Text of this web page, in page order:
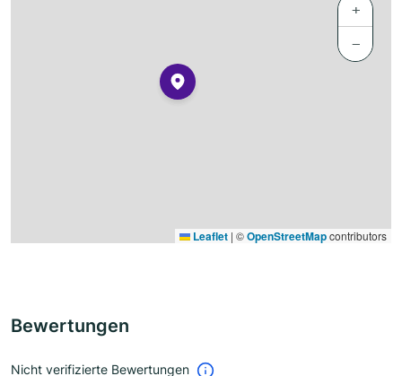
+
−
Leaflet | ©OpenStreetMapcontributors
Bewertungen
Nicht verifizierte Bewertungen